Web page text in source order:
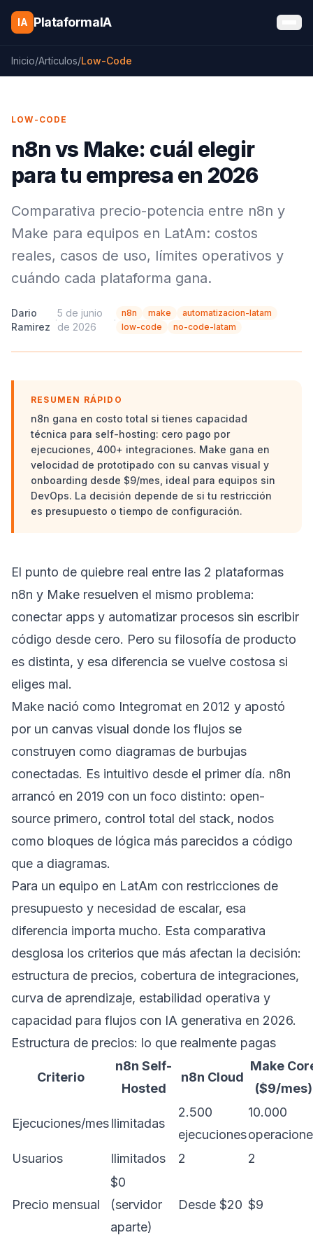
Saltar al contenido
IA PlataformaIA
Inicio/Artículos/Low-Code
LOW-CODE
n8n vs Make: cuál elegir
para tu empresa en 2026
Comparativa precio-potencia entre n8n y
Make para equipos en LatAm: costos
reales, casos de uso, límites operativos y
cuándo cada plataforma gana.
Dario
Ramirez
·
5 de junio
de 2026
·
n8n make
automatizacion-latam
low-code
no-code-latam
RESUMEN RÁPIDO
n8n gana en costo total si tienes capacidad
técnica para self-hosting: cero pago por
ejecuciones, 400+ integraciones. Make gana en
velocidad de prototipado con su canvas visual y
onboarding desde $9/mes, ideal para equipos sin
DevOps. La decisión depende de si tu restricción
es presupuesto o tiempo de configuración.
El punto de quiebre real entre las 2 plataformas
n8n y Make resuelven el mismo problema:
conectar apps y automatizar procesos sin escribir
código desde cero. Pero su filosofía de producto
es distinta, y esa diferencia se vuelve costosa si
eliges mal.
Make nació como Integromat en 2012 y apostó
por un canvas visual donde los flujos se
construyen como diagramas de burbujas
conectadas. Es intuitivo desde el primer día. n8n
arrancó en 2019 con un foco distinto: open-
source primero, control total del stack, nodos
como bloques de lógica más parecidos a código
que a diagramas.
Para un equipo en LatAm con restricciones de
presupuesto y necesidad de escalar, esa
diferencia importa mucho. Esta comparativa
desglosa los criterios que más afectan la decisión:
estructura de precios, cobertura de integraciones,
curva de aprendizaje, estabilidad operativa y
capacidad para flujos con IA generativa en 2026.
Estructura de precios: lo que realmente pagas
Criterio
n8n Self-
Hosted
n8n Cloud
Make
($9/mes)
Ejecuciones/mesIlimitadas
2.500
ejecuciones
10.000
Usuarios
Ilimitados 2 2
Precio mensual
$0
(servidor
aparte)
Desde $20 $9